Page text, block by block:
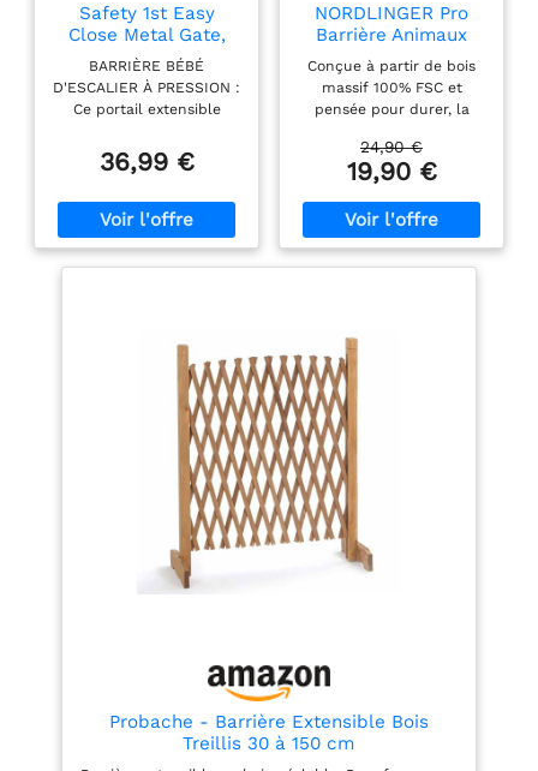
Safety 1st Easy
Close Metal Gate,
Barrière escalier
enfant à pression
73-80 cm (max 108
cm), Barrière de
facile à fermer
ni perçage, Double
verrouillage, Noir
BARRIÈRE BÉBÉ
D'ESCALIER À PRESSION :
Ce portail extensible
de 73 à 80 cm sans
extensions
être élargi jusqu'à 108 cm
grâce à des extensions
grâce à son système de
fermeture facile, la
barrière de sécurité
enfant s'ouvre facilement
d'une main dans les deux
sens, et se ferme d'une
pression ou d'un
claquement BARRIÈRE
DE SÉCURITÉ SANS
PERÇAGE : bénéficiez
d'une installation rapide
sans vis et sans effort
aucun perçage SÉCURITÉ
système de double
verrouillage de la barrière
36,99 €
NORDLINGER Pro
Barrière Animaux
742000 Stop'Fix -
Bois 100% FSC -
Extensible 60 à 1m10
Conçue à partir de bois
massif 100% FSC et
pensée pour durer, la
sollicitations du quotidien
et garantit une stabilité
installée. Les montants
solides et les fixations
votre animal. Chaque
détail a été étudié pour
offrir sécurité, confort et
longévité. Grâce à son
mécanisme extensible, la
barrière Stop’Fix s’ajuste
facilement de 60 à 110
cm de largeur, pour
s’adapter à la plupart des
ouvertures de maison :
portes, couloirs, escaliers
petite et moyenne taille,
bonne visibilité sur
l’espace. Aucun besoin
24,90 €
19,90 €
Probache - Barrière Extensible Bois
Treillis 30 à 150 cm